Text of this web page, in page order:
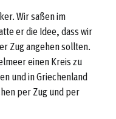
Wir saßen im
er die Idee, dass wir
Zug angehen sollten.
einen Kreis zu
und in Griechenland
per Zug und per